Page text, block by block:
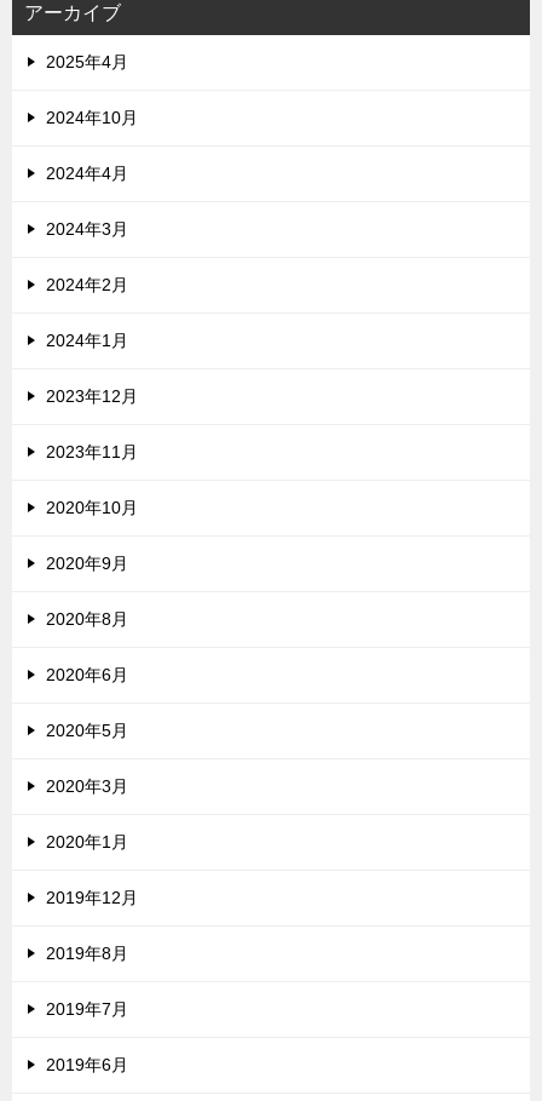
アーカイブ
2025年4月
2024年10月
2024年4月
2024年3月
2024年2月
2024年1月
2023年12月
2023年11月
2020年10月
2020年9月
2020年8月
2020年6月
2020年5月
2020年3月
2020年1月
2019年12月
2019年8月
2019年7月
2019年6月